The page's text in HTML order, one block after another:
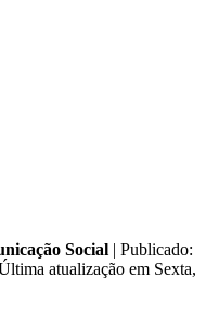
Social | Publicado:
atualização em Sexta,